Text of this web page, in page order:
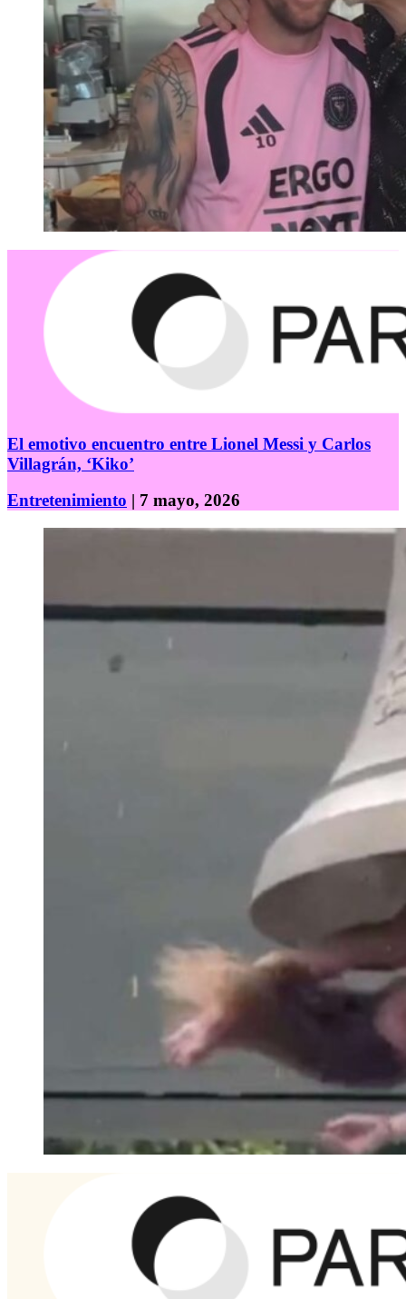
El emotivo encuentro entre Lionel Messi y Carlos
Villagrán, ‘Kiko’
Entretenimiento | 7 mayo, 2026